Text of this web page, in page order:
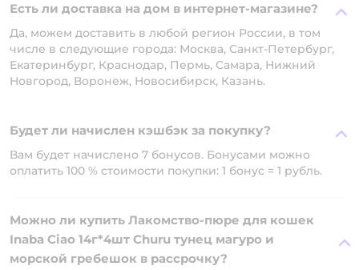
Есть ли доставка на дом в интернет-магазине?
Да, можем доставить в любой регион России, в том
числе в следующие города: Москва, Санкт-Петербург,
Екатеринбург, Краснодар, Пермь, Самара, Нижний
Новгород, Воронеж, Новосибирск, Казань.
Будет ли начислен кэшбэк за покупку?
Вам будет начислено 7 бонусов. Бонусами можно
оплатить 100 % стоимости покупки: 1 бонус = 1 рубль.
Можно ли купить Лакомство-пюре для кошек
Inaba Ciao 14г*4шт Churu тунец магуро и
морской гребешок в рассрочку?